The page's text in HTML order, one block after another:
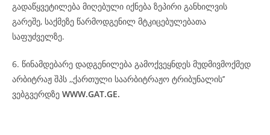
გადაწყვეტილება მიღებული იქნება ზეპირი განხილვის
გარეშე, საქმეზე წარმოდგენილ მტკიცებულებათა
საფუძველზე.
6. წინამდებარე დადგენილება გამოქვეყნდეს მუდმივმოქმედ
არბიტრაჟ შპს ,,ქართული საარბიტრაჟო ტრიბუნალის’’
ვებგვერდზე WWW.GAT.GE.